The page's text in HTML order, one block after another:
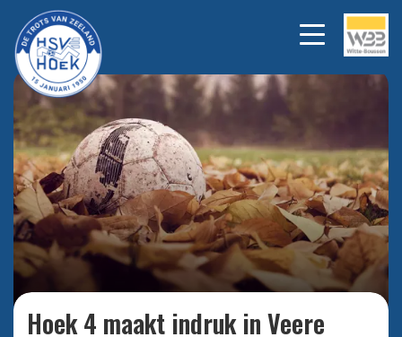
Bekijk alle foto's
Hoek 4 maakt indruk in Veere